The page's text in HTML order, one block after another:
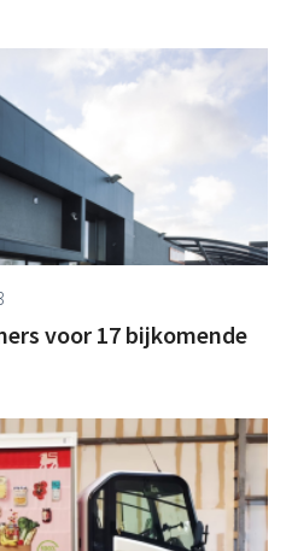
voor 17 bijkomende